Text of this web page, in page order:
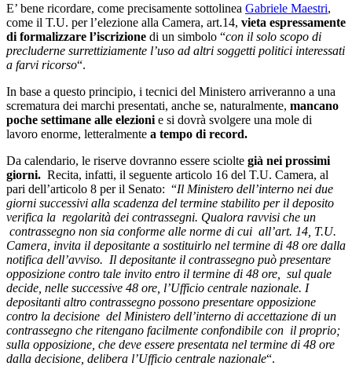
E’ bene ricordare, come precisamente sottolinea Gabriele Maestri,
come il T.U. per l’elezione alla Camera, art.14, vieta espressamente
di formalizzare l’iscrizione di un simbolo “con il solo scopo di
precluderne surrettiziamente l’uso ad altri soggetti politici interessati
a farvi ricorso“.
In base a questo principio, i tecnici del Ministero arriveranno a una
scrematura dei marchi presentati, anche se, naturalmente, mancano
poche settimane alle elezioni e si dovrà svolgere una mole di
lavoro enorme, letteralmente a tempo di record.
Da calendario, le riserve dovranno essere sciolte già nei prossimi
giorni. Recita, infatti, il seguente articolo 16 del T.U. Camera, al
pari dell’articolo 8 per il Senato: “Il Ministero dell’interno nei due
giorni successivi alla scadenza del termine stabilito per il deposito
verifica la regolarità dei contrassegni. Qualora ravvisi che un
contrassegno non sia conforme alle norme di cui all’art. 14, T.U.
Camera, invita il depositante a sostituirlo nel termine di 48 ore dalla
notifica dell’avviso. Il depositante il contrassegno può presentare
opposizione contro tale invito entro il termine di 48 ore, sul quale
decide, nelle successive 48 ore, l’Ufficio centrale nazionale. I
depositanti altro contrassegno possono presentare opposizione
contro la decisione del Ministero dell’interno di accettazione di un
contrassegno che ritengano facilmente confondibile con il proprio;
sulla opposizione, che deve essere presentata nel termine di 48 ore
dalla decisione, delibera l’Ufficio centrale nazionale“.